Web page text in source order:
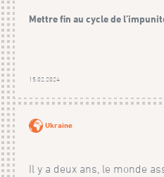
Mettre fin au cycle de
15.02.2024
Ukraine
Il y a deux ans, le monde